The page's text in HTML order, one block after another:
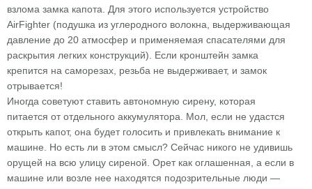
взлома замка капота. Для этого используется устройство
AirFighter (подушка из углеродного волокна, выдерживающая
давление до 20 атмосфер и применяемая спасателями для
раскрытия легких конструкций). Если кронштейн замка
крепится на саморезах, резьба не выдерживает, и замок
отрывается!
Иногда советуют ставить автономную сирену, которая
питается от отдельного аккумулятора. Мол, если не удастся
открыть капот, она будет голосить и привлекать внимание к
машине. Но есть ли в этом смысл? Сейчас никого не удивишь
орущей на всю улицу сиреной. Орет как оглашенная, а если в
машине или возле нее находятся подозрительные люди —